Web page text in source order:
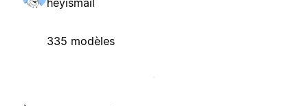
335 modèles